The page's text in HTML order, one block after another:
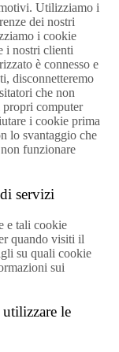
Utilizziamo i
dei nostri
i cookie
i nostri clienti
è connesso e
disconnetteremo
che non
propri computer
i cookie prima
lo svantaggio che
funzionare
servizi
e tali cookie
quando visiti il
su quali cookie
sui
le